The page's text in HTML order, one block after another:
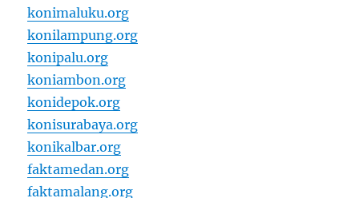
konimaluku.org
konilampung.org
konipalu.org
koniambon.org
konidepok.org
konisurabaya.org
konikalbar.org
faktamedan.org
faktamalang.org